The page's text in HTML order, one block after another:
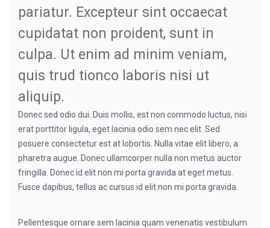
pariatur. Excepteur sint occaecat
cupidatat non proident, sunt in
culpa. Ut enim ad minim veniam,
quis trud tionco laboris nisi ut
aliquip.
Donec sed odio dui. Duis mollis, est non commodo luctus, nisi
erat porttitor ligula, eget lacinia odio sem nec elit. Sed
posuere consectetur est at lobortis. Nulla vitae elit libero, a
pharetra augue. Donec ullamcorper nulla non metus auctor
fringilla. Donec id elit non mi porta gravida at eget metus.
Fusce dapibus, tellus ac cursus id elit non mi porta gravida.
Pellentesque ornare sem lacinia quam venenatis vestibulum.